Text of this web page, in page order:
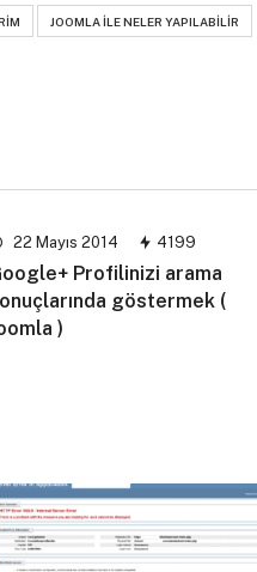
JOOMLA ILE NELER YAPILABILIR
22 Mayıs 2014 4199
Profilinizi arama
göstermek (
)